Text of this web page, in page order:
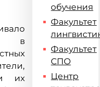
в
их
обучения
Факультет
Факультет
СПО
Центр